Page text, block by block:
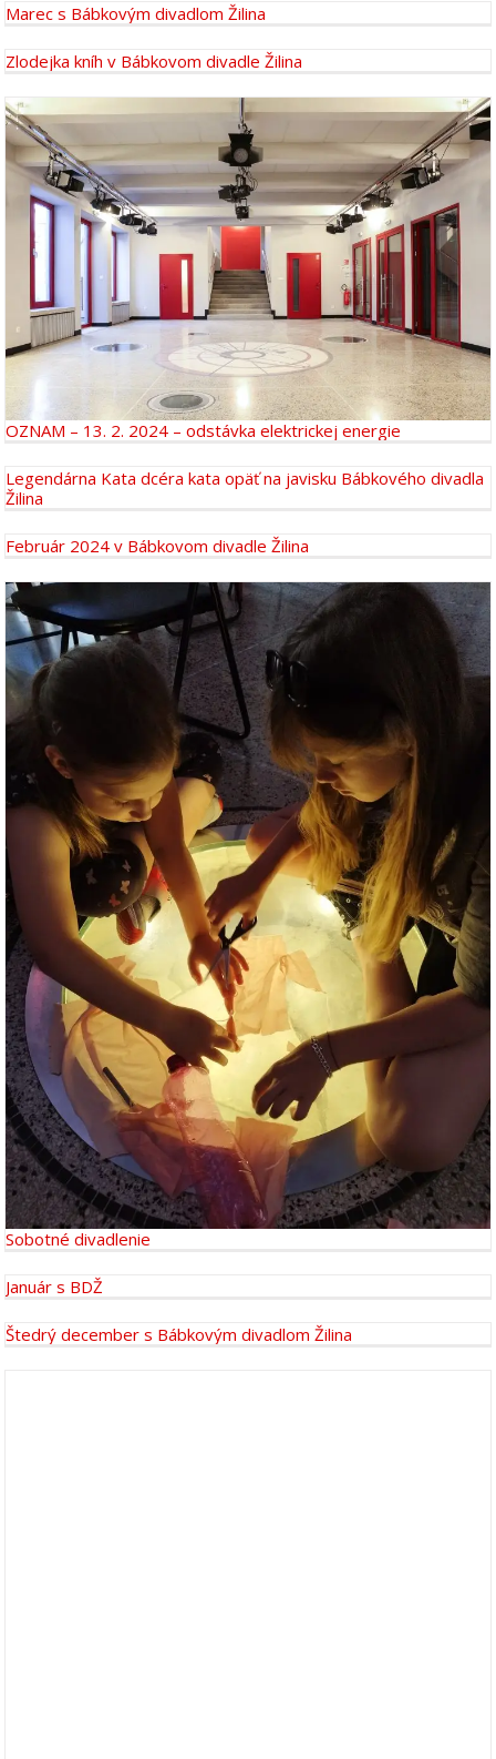
Marec s Bábkovým divadlom Žilina
Zlodejka kníh v Bábkovom divadle Žilina
OZNAM – 13. 2. 2024 – odstávka elektrickej energie
Legendárna Kata dcéra kata opäť na javisku Bábkového divadla
Žilina
Február 2024 v Bábkovom divadle Žilina
Sobotné divadlenie
Január s BDŽ
Štedrý december s Bábkovým divadlom Žilina